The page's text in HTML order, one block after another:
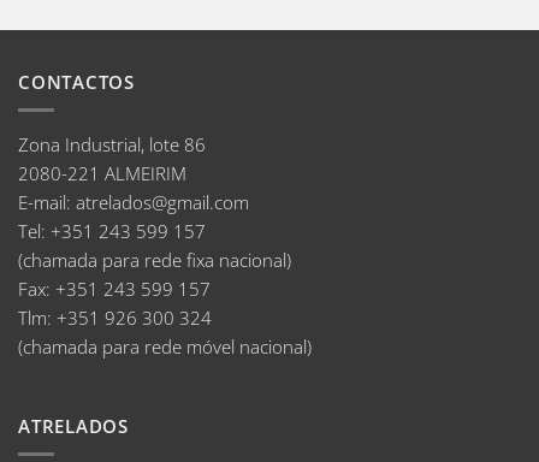
CONTACTOS
Zona Industrial, lote 86
2080-221 ALMEIRIM
E-mail: atrelados@gmail.com
Tel: +351 243 599 157
(chamada para rede fixa nacional)
Fax: +351 243 599 157
Tlm: +351 926 300 324
(chamada para rede móvel nacional)
ATRELADOS